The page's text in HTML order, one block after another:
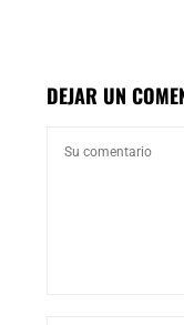
DEJAR UN